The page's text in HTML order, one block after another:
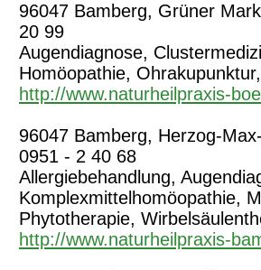
96047 Bamberg, Grüner
20 99
Augendiagnose,
Homöopathie,
http://www.naturheilpraxis-
96047 Bamberg, Herzog-
0951 - 2 40 68
Allergiebehandlung,
Komplexmittelhomöopathie,
Phytotherapie,
http://www.naturheilpraxis-